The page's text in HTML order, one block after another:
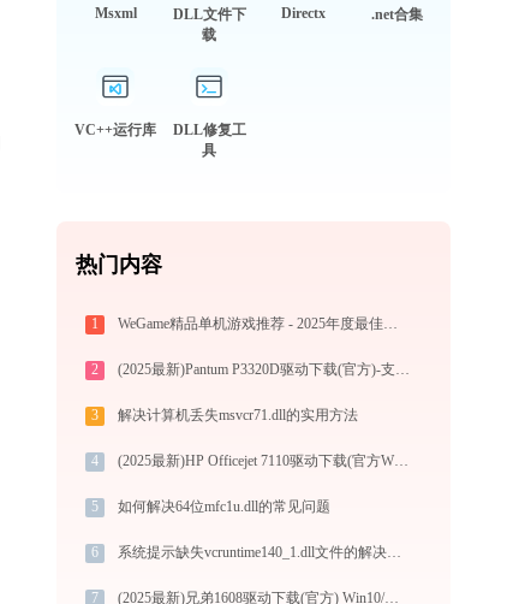
Msxml
DLL文件下
载
Directx .net合集
VC++运行库
DLL修复工
具
热门内容
1 WeGame精品单机游戏推荐 - 2025年度最佳国产独立游戏与3A大作合集
2 (2025最新)Pantum P3320D驱动下载(官方)-支持Win10/Win11
3 解决计算机丢失msvcr71.dll的实用方法
4 (2025最新)HP Officejet 7110驱动下载(官方Win10/Win11)
5 如何解决64位mfc1u.dll的常见问题
6 系统提示缺失vcruntime140_1.dll文件的解决方法
7 (2025最新)兄弟1608驱动下载(官方) Win10/Win11支持